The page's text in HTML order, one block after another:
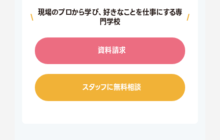
現場のプロから学び、好きなことを仕事にする専
門学校
資料請求
スタッフに無料相談